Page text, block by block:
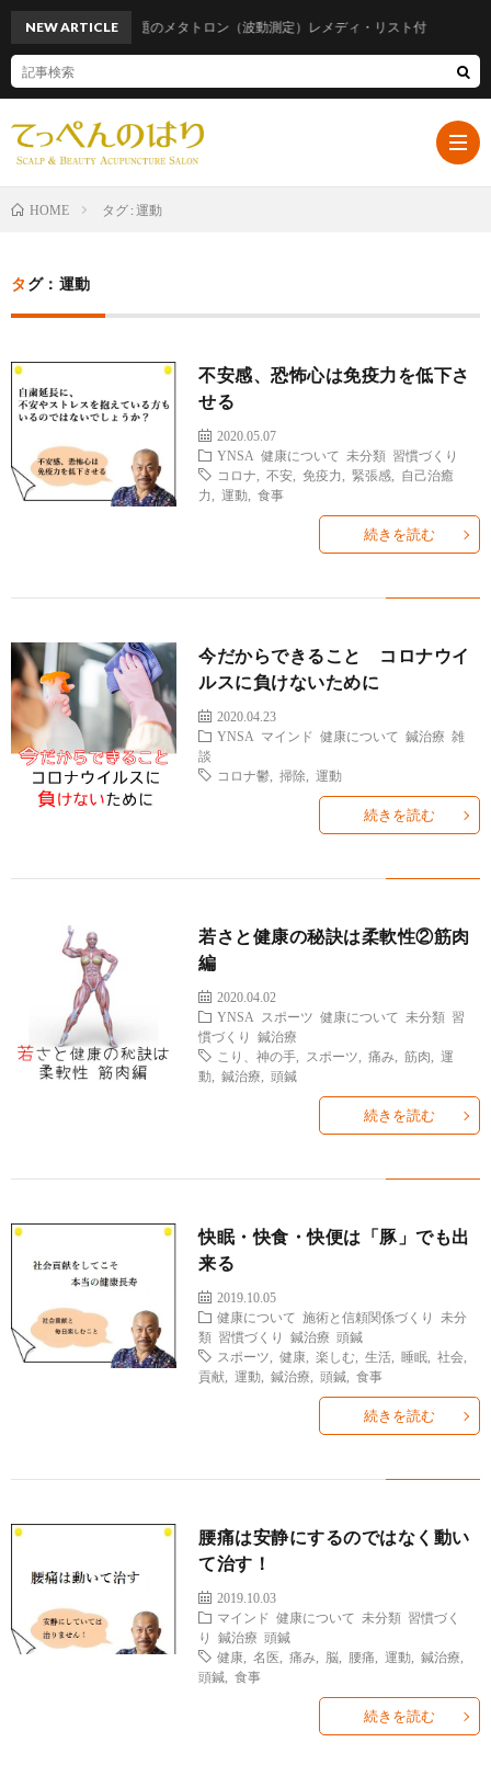
ー
ム
プ
ロ
ー
遠
と
院
経
山
塾
集
客
合
せ
NEW ARTICLE話題のメタトロン（波動測定）レメディ・リスト付
HOME タグ : 運動
タグ：運動
不安感、恐怖心は免疫力を低下さ
せる
2020.05.07
YNSA
健康について 未分類 習慣づくり
コロナ
,不安 ,免疫力 ,緊張感
自己治癒
力
,運動 ,食事
続きを読む
今だからできること コロナウイ
ルスに負けないために
2020.04.23
YNSA
マインド 健康について 鍼治療
雑
談
コロナ鬱 ,掃除 ,運動
続きを読む
若さと健康の秘訣は柔軟性②筋肉
編
2020.04.02
YNSA
スポーツ 健康について 未分類 習
慣づくり
鍼治療
こり、神の手
スポーツ ,痛み ,筋肉 ,運
動 ,鍼治療 ,頭鍼
続きを読む
快眠・快食・快便は「豚」でも出
来る
2019.10.05
健康について
施術と信頼関係づくり
未分
類 習慣づくり 鍼治療
頭鍼
スポーツ
,健康 ,楽しむ ,生活 ,睡眠 ,社会
貢献 ,運動 ,鍼治療 ,頭鍼 ,食事
続きを読む
腰痛は安静にするのではなく動い
て治す！
2019.10.03
マインド
健康について 未分類 習慣づく
り
鍼治療
頭鍼
健康
名医 ,痛み 脳 腰痛 ,運動 ,鍼治療
頭鍼
,食事
続きを読む